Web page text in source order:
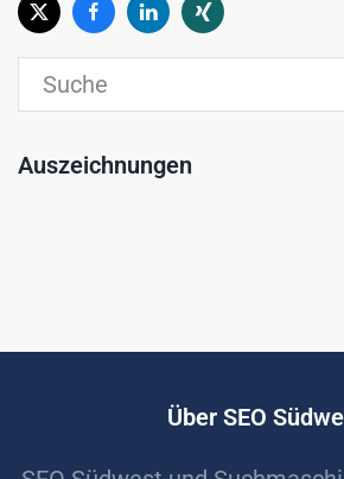
Auszeichnungen
Über SEO